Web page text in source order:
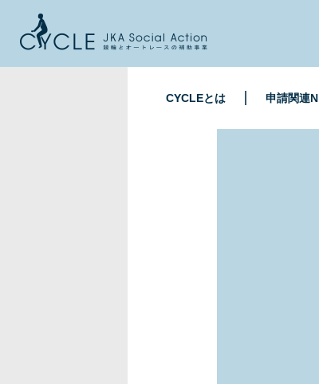
CYCLEとは 申請関連